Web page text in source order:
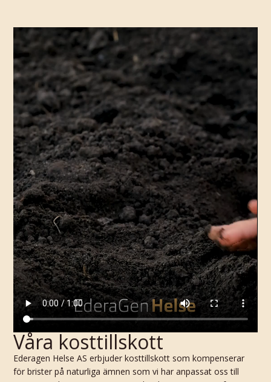
Våra kosttillskott
Ederagen Helse AS erbjuder kosttillskott som kompenserar
för brister på naturliga ämnen som vi har anpassat oss till